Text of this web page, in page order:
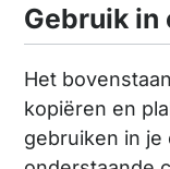
Gebruik in
Het
kopiëren en
gebruiken in je